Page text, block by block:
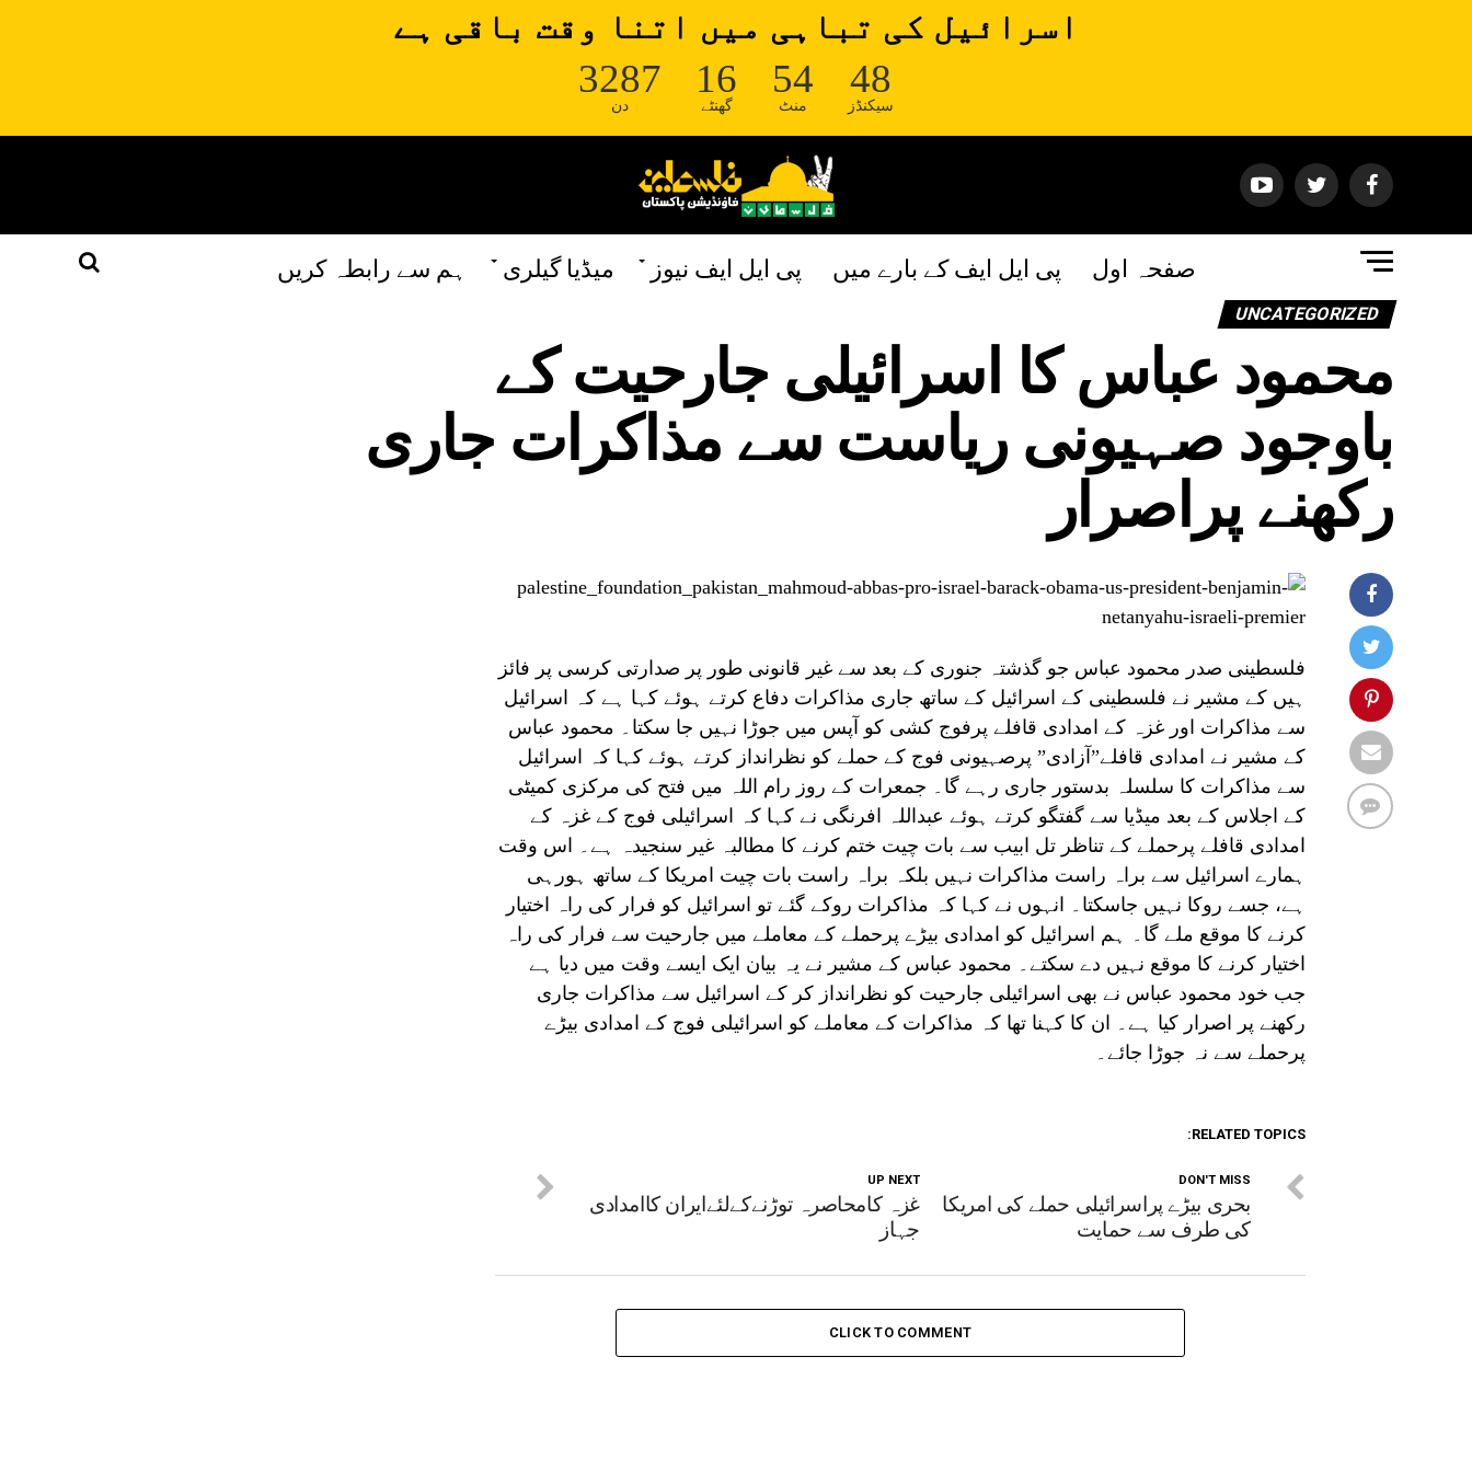
اسرائیل کی تباہی میں اتنا وقت باقی ہے
3287
دن
16
گھنٹے
54
منٹ
48
سیکنڈز
صفحہ اول پی ایل ایف کے بارے میں پی ایل ایف نیوز میڈیا گیلری ہم سے رابطہ کریں
UNCATEGORIZED
محمود عباس کا اسرائیلی جارحیت کے
باوجود صہیونی ریاست سے مذاکرات جاری
رکھنے پراصرار
فلسطینی صدر محمود عباس جو گذشتہ جنوری کے بعد سے غیر قانونی طور پر صدارتی کرسی پر فائز
ہیں کے مشیر نے فلسطینی کے اسرائیل کے ساتھ جاری مذاکرات دفاع کرتے ہوئے کہا ہے کہ اسرائیل
سے مذاکرات اور غزہ کے امدادی قافلے پرفوج کشی کو آپس میں جوڑا نہیں جا سکتا۔ محمود عباس
کے مشیر نے امدادی قافلے”آزادی” پرصہیونی فوج کے حملے کو نظرانداز کرتے ہوئے کہا کہ اسرائیل
سے مذاکرات کا سلسلہ بدستور جاری رہے گا۔ جمعرات کے روز رام اللہ میں فتح کی مرکزی کمیٹی
کے اجلاس کے بعد میڈیا سے گفتگو کرتے ہوئے عبداللہ افرنگی نے کہا کہ اسرائیلی فوج کے غزہ کے
امدادی قافلے پرحملے کے تناظر تل ابیب سے بات چیت ختم کرنے کا مطالبہ غیر سنجیدہ ہے۔ اس وقت
ہمارے اسرائیل سے براہ راست مذاکرات نہیں بلکہ براہ راست بات چیت امریکا کے ساتھ ہورہی
ہے، جسے روکا نہیں جاسکتا۔ انہوں نے کہا کہ مذاکرات روکے گئے تو اسرائیل کو فرار کی راہ اختیار
کرنے کا موقع ملے گا۔ ہم اسرائیل کو امدادی بیڑے پرحملے کے معاملے میں جارحیت سے فرار کی راہ
اختیار کرنے کا موقع نہیں دے سکتے۔ محمود عباس کے مشیر نے یہ بیان ایک ایسے وقت میں دیا ہے
جب خود محمود عباس نے بھی اسرائیلی جارحیت کو نظرانداز کر کے اسرائیل سے مذاکرات جاری
رکھنے پر اصرار کیا ہے۔ ان کا کہنا تھا کہ مذاکرات کے معاملے کو اسرائیلی فوج کے امدادی بیڑے
پرحملے سے نہ جوڑا جائے۔
RELATED TOPICS:
UP NEXT
غزہ کامحاصرہ توڑنےکےلئےایران کاامدادی
جہاز
DON'T MISS
بحری بیڑے پراسرائیلی حملے کی امریکا
کی طرف سے حمایت
CLICK TO COMMENT